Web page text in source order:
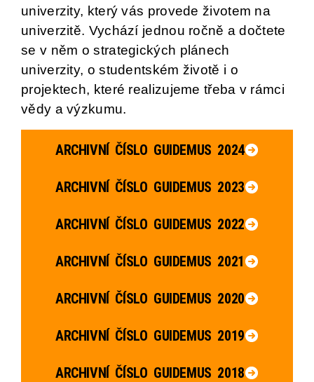
univerzity, který vás provede životem na
univerzitě. Vychází jednou ročně a dočtete
se v něm o strategických plánech
univerzity, o studentském životě i o
projektech, které realizujeme třeba v rámci
vědy a výzkumu.
ARCHIVNÍ ČÍSLO GUIDEMUS 2024
ARCHIVNÍ ČÍSLO GUIDEMUS 2023
ARCHIVNÍ ČÍSLO GUIDEMUS 2022
ARCHIVNÍ ČÍSLO GUIDEMUS 2021
ARCHIVNÍ ČÍSLO GUIDEMUS 2020
ARCHIVNÍ ČÍSLO GUIDEMUS 2019
ARCHIVNÍ ČÍSLO GUIDEMUS 2018